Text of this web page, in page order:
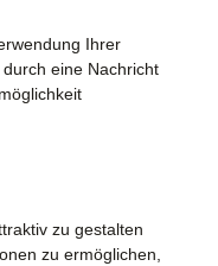
Ihrer
eine Nachricht
zu gestalten
zu ermöglichen,